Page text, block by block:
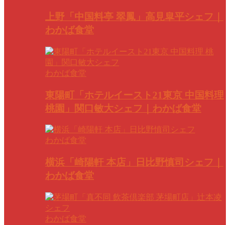
上野「中国料亭 翠鳳」高見皐平シェフ｜
わかば食堂
わかば食堂
東陽町「ホテルイースト21東京 中国料理
桃園」関口敏大シェフ｜わかば食堂
わかば食堂
横浜「崎陽軒 本店」日比野慎司シェフ｜
わかば食堂
わかば食堂